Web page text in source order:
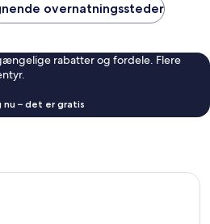
overnatningssteder
rabatter og fordele. Flere
nu – det er gratis